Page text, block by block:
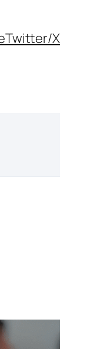
Twitter/X